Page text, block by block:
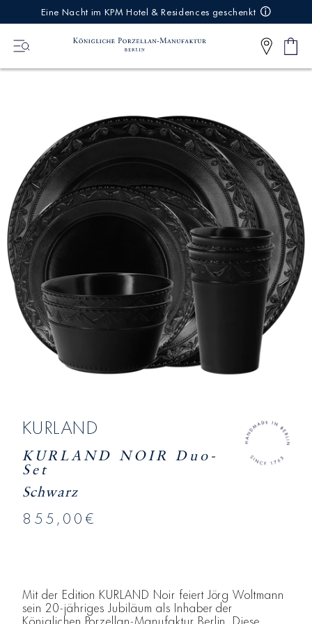
Eine Nacht im KPM Hotel & Residences geschenkt
0
Artikel
KURLAND
KURLAND NOIR Duo-
Set
Schwarz
855,00€
Mit der Edition KURLAND Noir feiert Jörg Woltmann
sein 20-jähriges Jubiläum als Inhaber der
Königlichen Porzellan-Manufaktur Berlin. Diese